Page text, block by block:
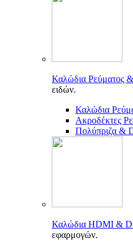
Καλώδια Ρεύματος
ειδών.
Καλώδια
Ακροδέκτες
Πολύπριζα &
Καλώδια HDMI &
εφαρμογών.